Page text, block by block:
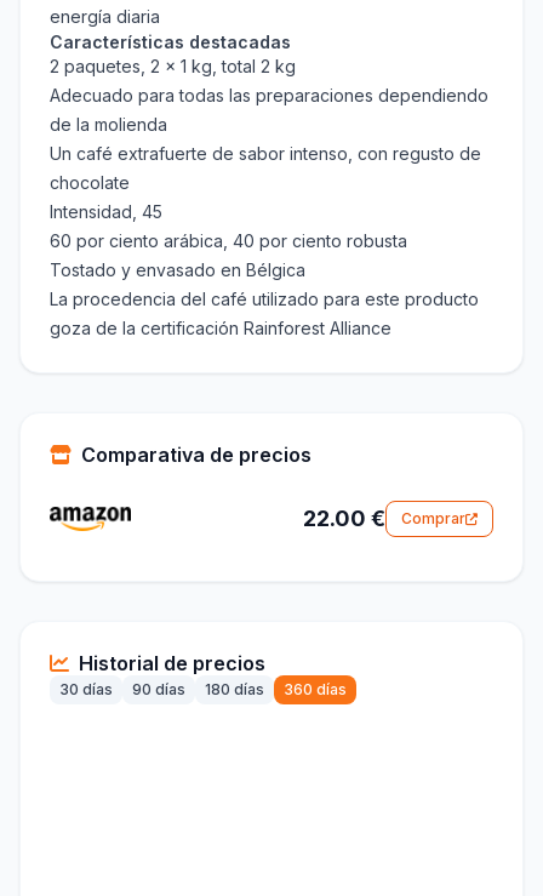
energía diaria
Características destacadas
2 paquetes, 2 x 1 kg, total 2 kg
Adecuado para todas las preparaciones dependiendo
de la molienda
Un café extrafuerte de sabor intenso, con regusto de
chocolate
Intensidad, 45
60 por ciento arábica, 40 por ciento robusta
Tostado y envasado en Bélgica
La procedencia del café utilizado para este producto
goza de la certificación Rainforest Alliance
Comparativa de precios
22.00 € Comprar
Historial de precios
30 días 90 días 180 días 360 días